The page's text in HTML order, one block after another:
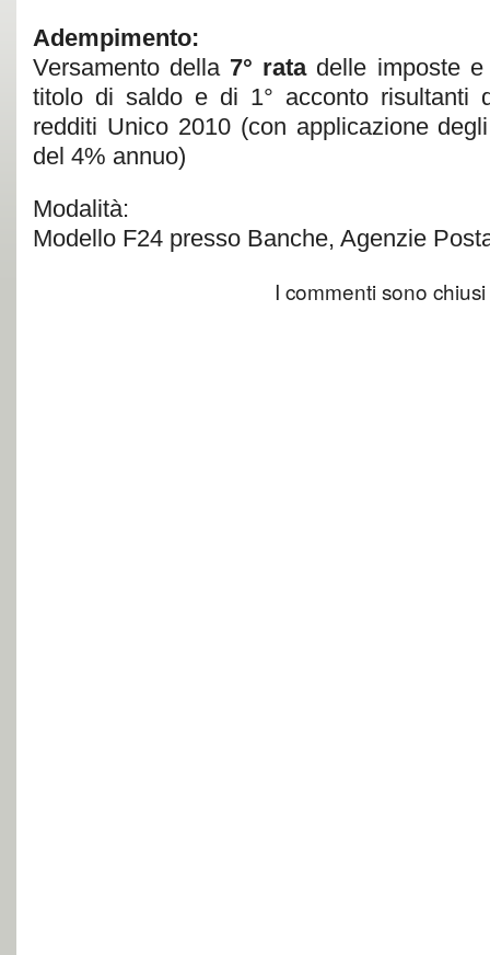
Adempimento:
Versamento della 7° ratadelle imposte e
titolo di saldo e di 1° acconto risultanti
redditi Unico 2010 (con applicazione
del 4% annuo)
Modalità:
Modello F24 presso Banche, Agenzie
I commenti sono chiusi